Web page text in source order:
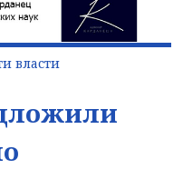
власти